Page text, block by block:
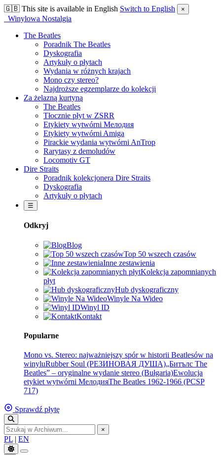
🇬🇧 This site is available in English Switch to English ×
Winylowa Nostalgia
The Beatles
Poradnik The Beatles
Dyskografia
Artykuły o płytach
Wydania w różnych krajach
Mono czy stereo?
Najdroższe egzemplarze do kolekcji
Za żelazną kurtyną
The Beatles
Tłocznie płyt w ZSRR
Etykiety wytwórni Мелодия
Etykiety wytwórni Amiga
Pirackie wydania wytwórni AnTrop
Rarytasy z demoludów
Locomotiv GT
Dire Straits
Poradnik kolekcjonera Dire Straits
Dyskografia
Artykuły o płytach
☰
Odkryj
Blog
Top 50 wszech czasów
Inne zestawienia
Kolekcja zapomnianych
płyt
Hub dyskograficzny
Winyle Na Wideo
Winyl ID
Kontakt
Popularne
Mono vs. Stereo: najważniejszy spór w historii Beatlesów na
winyluRubber Soul (РЕЗИНОВАЯ ДУША)„Битълс The
Beatles” – oryginalne wydanie stereo (Bułgaria)Ewolucja
etykiet wytwórni МелодияThe Beatles 1962-1966 (PCSP
717)
Sprawdź płytę
×
PL | EN